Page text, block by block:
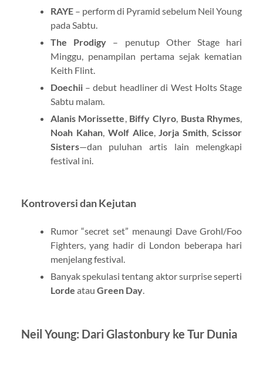
RAYE– perform di Pyramid sebelum Neil Young
pada Sabtu.
The Prodigy – penutup Other Stage hari
Minggu, penampilan pertama sejak kematian
Keith Flint.
Doechii– debut headliner di West Holts Stage
Sabtu malam.
Alanis Morissette Biffy Clyro, Busta Rhymes
Noah Kahan, Wolf Alice Jorja Smith ,Scissor
Sisters—dan puluhan artis lain melengkapi
festival ini.
Kontroversi dan Kejutan
Rumor “secret set” menaungi Dave Grohl/Foo
Fighters, yang hadir di London beberapa hari
menjelang festival.
Banyak spekulasi tentang aktor surprise seperti
Lorde atau Green Day.
Neil Young: Dari Glastonbury ke Tur Dunia